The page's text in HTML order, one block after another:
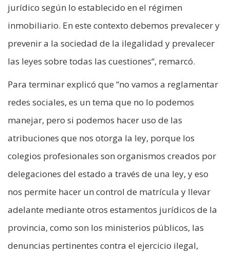
jurídico según lo establecido en el régimen
inmobiliario. En este contexto debemos prevalecer y
prevenir a la sociedad de la ilegalidad y prevalecer
las leyes sobre todas las cuestiones“, remarcó.
Para terminar explicó que “no vamos a reglamentar
redes sociales, es un tema que no lo podemos
manejar, pero si podemos hacer uso de las
atribuciones que nos otorga la ley, porque los
colegios profesionales son organismos creados por
delegaciones del estado a través de una ley, y eso
nos permite hacer un control de matrícula y llevar
adelante mediante otros estamentos jurídicos de la
provincia, como son los ministerios públicos, las
denuncias pertinentes contra el ejercicio ilegal,